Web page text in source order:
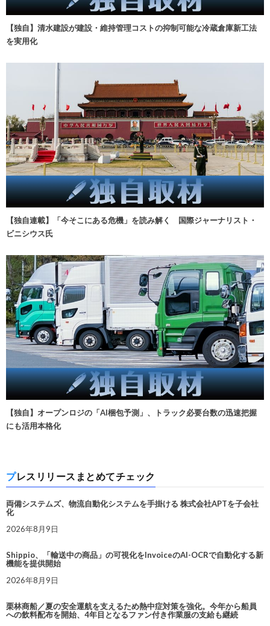
【独自】清水建設が建設・維持管理コストの抑制可能な冷蔵倉庫新工法
を実用化
【独自連載】「今そこにある危機」を読み解く 国際ジャーナリスト・
ビニシウス氏
【独自】オープンロジの「AI梱包予測」、トラック必要台数の迅速把握
にも活用本格化
プレスリリースまとめてチェック
両備システムズ、物流自動化システムを手掛ける 株式会社APTを子会社
化
2026年8月9日
Shippio、「輸送中の商品」の可視化をInvoiceのAI-OCRで自動化する新
機能を提供開始
2026年8月9日
栗林商船／夏の安全運航を支えるため熱中症対策を強化。今年から船員
への飲料配布を開始、4年目となるファン付き作業服の支給も継続